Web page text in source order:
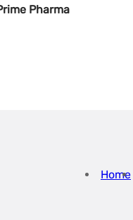
Pharma
Home